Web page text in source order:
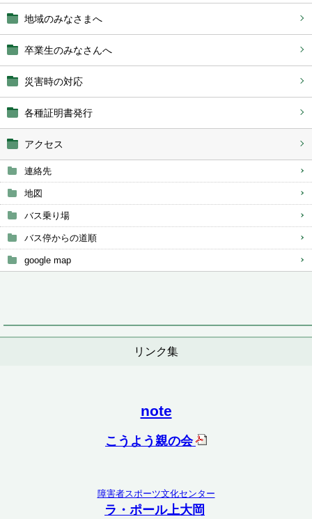
地域のみなさまへ
卒業生のみなさんへ
災害時の対応
各種証明書発行
アクセス
連絡先
地図
バス乗り場
バス停からの道順
google map
リンク集
note
こうよう親の会
障害者スポーツ文化センター
ラ・ポール上大岡